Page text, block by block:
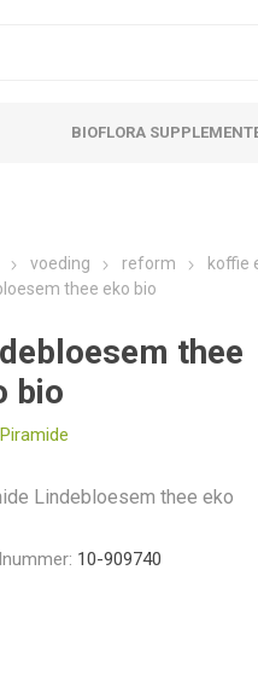
BIOFLORA
voeding reform
koffie
thee eko bio
thee
bio
Piramide
Lindebloesem thee eko
10-909740